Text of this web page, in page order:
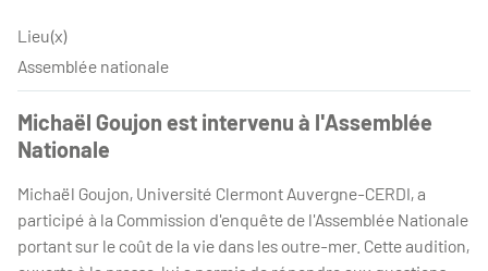
Lieu(x)
Assemblée nationale
Michaël Goujon est intervenu à l'Assemblée
Nationale
Michaël Goujon, Université Clermont Auvergne-CERDI, a
participé à la Commission d'enquête de l'Assemblée Nationale
portant sur le coût de la vie dans les outre-mer. Cette audition,